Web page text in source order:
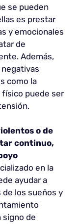
se pueden
es prestar
y emocionales
de
Además,
como la
puede ser
o de
continuo,
en la
ayudar a
de los sueños y
signo de